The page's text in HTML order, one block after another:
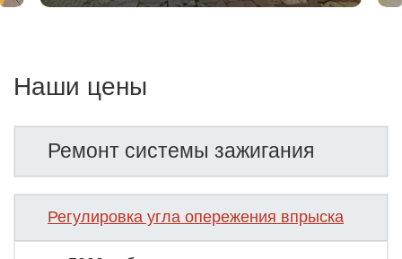
Наши цены
Ремонт системы зажигания
Регулировка угла опережения впрыска